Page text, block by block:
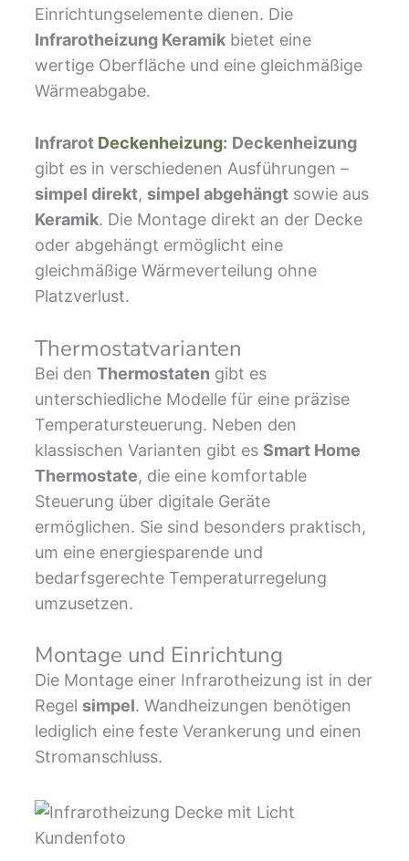
Einrichtungselemente dienen. Die
Infrarotheizung Keramikbietet eine
wertige Oberfläche und eine gleichmäßige
Wärmeabgabe.
Infrarot Deckenheizung: Deckenheizung
gibt es in verschiedenen Ausführungen –
simpel direkt, simpel abgehängtsowie aus
Keramik. Die Montage direkt an der Decke
oder abgehängt ermöglicht eine
gleichmäßige Wärmeverteilung ohne
Platzverlust.
Thermostatvarianten
Bei den Thermostaten gibt es
unterschiedliche Modelle für eine präzise
Temperatursteuerung. Neben den
klassischen Varianten gibt es Smart Home
Thermostate, die eine komfortable
Steuerung über digitale Geräte
ermöglichen. Sie sind besonders praktisch,
um eine energiesparende und
bedarfsgerechte Temperaturregelung
umzusetzen.
Montage und Einrichtung
Die Montage einer Infrarotheizung ist in der
Regel simpel. Wandheizungen benötigen
lediglich eine feste Verankerung und einen
Stromanschluss.